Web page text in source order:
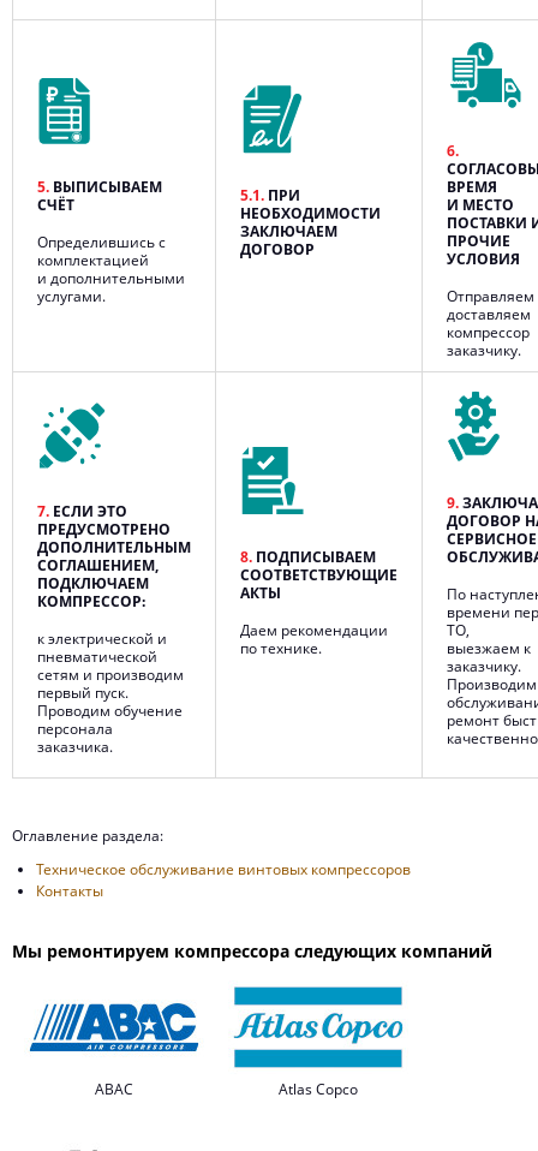
5. ВЫПИСЫВАЕМ
СЧЁТ
Определившись с
комплектацией
и дополнительными
услугами.
5.1. ПРИ
НЕОБХОДИМОСТИ
ЗАКЛЮЧАЕМ
ДОГОВОР
6.
ВРЕМЯ
И МЕСТО
ПОСТАВКИ
ПРОЧИЕ
УСЛОВИЯ
Отправляем
доставляем
компрессор
заказчику.
7. ЕСЛИ ЭТО
ПРЕДУСМОТРЕНО
ДОПОЛНИТЕЛЬНЫМ
СОГЛАШЕНИЕМ,
ПОДКЛЮЧАЕМ
КОМПРЕССОР:
к электрической и
пневматической
сетям и производим
первый пуск.
Проводим обучение
персонала
заказчика.
8. ПОДПИСЫВАЕМ
СООТВЕТСТВУЮЩИЕ
АКТЫ
Даем рекомендации
по технике.
9.
ДОГОВОР
СЕРВИСНОЕ
По
времени
ТО,
выезжаем к
заказчику.
Производим
ремонт
Оглавление раздела:
Техническое обслуживание винтовых компрессоров
Контакты
Мы ремонтируем компрессора следующих компаний
ABAC Atlas Copco